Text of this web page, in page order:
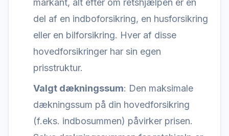
markant, alt efter om retshjælpen er en
del af en indboforsikring, en husforsikring
eller en bilforsikring. Hver af disse
hovedforsikringer har sin egen
prisstruktur.
Valgt dækningssum: Den maksimale
dækningssum på din hovedforsikring
(f.eks. indbosummen) påvirker prisen.